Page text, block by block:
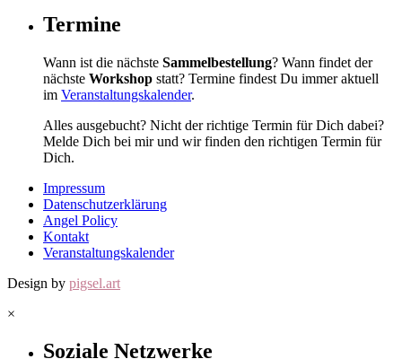
Termine
Wann ist die nächste Sammelbestellung? Wann findet der
nächste Workshop statt? Termine findest Du immer aktuell
im Veranstaltungskalender.
Alles ausgebucht? Nicht der richtige Termin für Dich dabei?
Melde Dich bei mir und wir finden den richtigen Termin für
Dich.
Impressum
Datenschutzerklärung
Angel Policy
Kontakt
Veranstaltungskalender
Design by pigsel.art
×
Soziale Netzwerke